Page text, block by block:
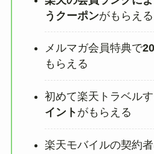
うクーポンがもらえる
メルマガ会員特典で
もらえる
初めて楽天トラベル
イント がもらえる
楽天モバイルの契約